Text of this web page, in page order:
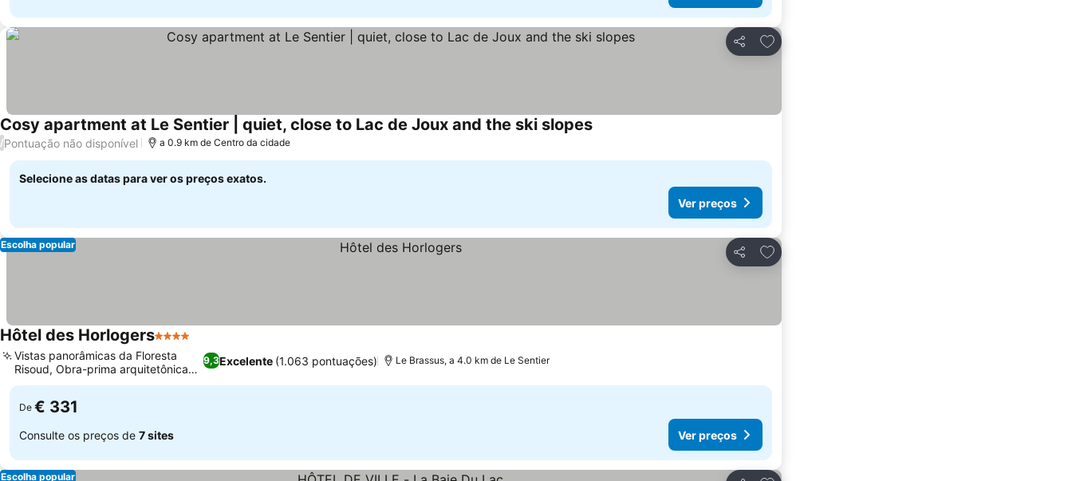
Partilhar
Adicionar aos favoritos
Cosy apartment at Le Sentier | quiet, close to Lac de Joux and the ski slopesVer preços
/Pontuação não disponível a 0.9 km de Centro da cidade
Selecione as datas para ver os preços exatos.
Ver preços
Partilhar
Adicionar aos favoritos
Escolha popular
Hôtel des Horlogers4 Estrelas
9,3Excelente (1.063 pontuações)
Vistas panorâmicas da Floresta
Risoud, Obra-prima arquitetônica
de BIG
Le Brassus, a 4.0 km de Le Sentier
De € 331
Consulte os preços de 7 sites Ver preços
Escolha popular